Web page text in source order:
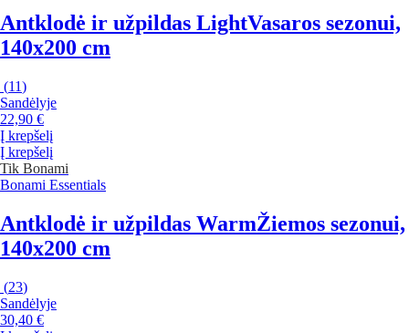
Antklodė ir užpildas LightVasaros sezonui,
140x200 cm
(11)
Sandėlyje
22,90 €
Į krepšelį
Į krepšelį
Tik Bonami
Bonami Essentials
Antklodė ir užpildas WarmŽiemos sezonui,
140x200 cm
(23)
Sandėlyje
30,40 €